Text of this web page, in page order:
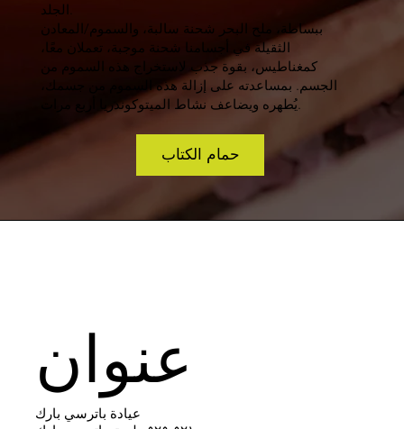
ببساطة، ملح البحر شحنة سالبة، والسموم/المعادن
الثقيلة في أجسامنا شحنة موجبة، تعملان معًا،
كمغناطيس، بقوة جذب لاستخراج هذه السموم من
الجسم. بمساعدته على إزالة هذه السموم من جسمك،
يُطهره ويضاعف نشاط الميتوكوندريا أربع مرات.
حمام الكتاب
عنوان
عيادة باترسي بارك